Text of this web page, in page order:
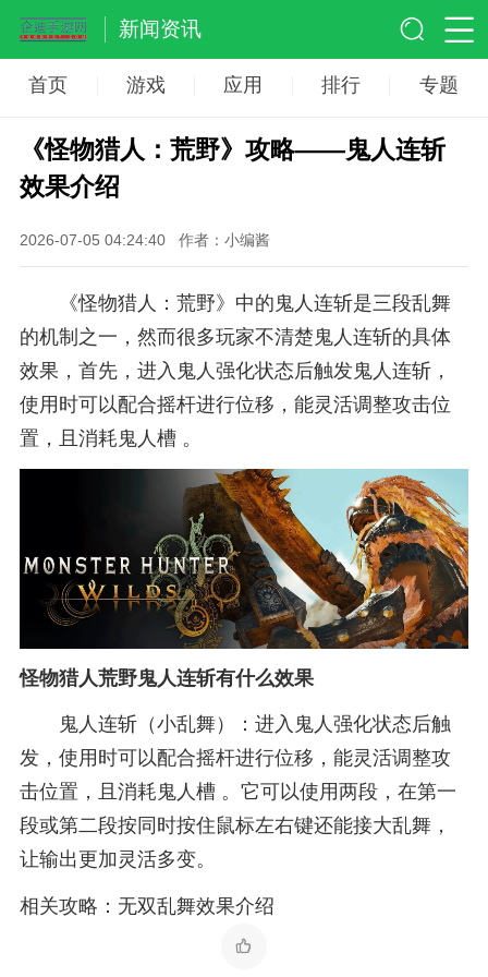
新闻资讯
首页 游戏 应用 排行 专题
《怪物猎人：荒野》攻略——鬼人连斩
效果介绍
2026-07-05 04:24:40 作者：小编酱
《怪物猎人：荒野》中的鬼人连斩是三段乱舞
的机制之一，然而很多玩家不清楚鬼人连斩的具体
效果，首先，进入鬼人强化状态后触发鬼人连斩，
使用时可以配合摇杆进行位移，能灵活调整攻击位
置，且消耗鬼人槽 。
怪物猎人荒野鬼人连斩有什么效果
鬼人连斩（小乱舞）：进入鬼人强化状态后触
发，使用时可以配合摇杆进行位移，能灵活调整攻
击位置，且消耗鬼人槽 。它可以使用两段，在第一
段或第二段按同时按住鼠标左右键还能接大乱舞，
让输出更加灵活多变。
相关攻略：无双乱舞效果介绍